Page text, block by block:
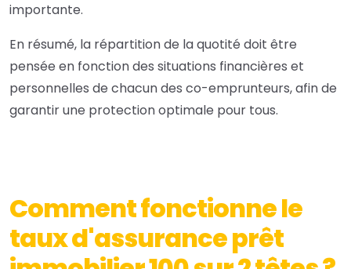
importante.
En résumé, la répartition de la quotité doit être
pensée en fonction des situations financières et
personnelles de chacun des co-emprunteurs, afin de
garantir une protection optimale pour tous.
Comment fonctionne le
taux d'assurance prêt